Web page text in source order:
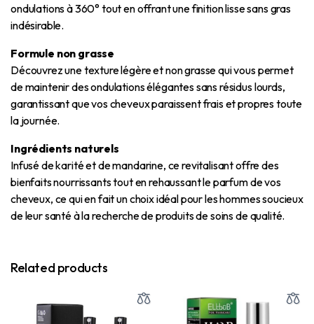
ondulations à 360° tout en offrant une finition lisse sans gras
indésirable.
Formule non grasse
Découvrez une texture légère et non grasse qui vous permet
de maintenir des ondulations élégantes sans résidus lourds,
garantissant que vos cheveux paraissent frais et propres toute
la journée.
Ingrédients naturels
Infusé de karité et de mandarine, ce revitalisant offre des
bienfaits nourrissants tout en rehaussant le parfum de vos
cheveux, ce qui en fait un choix idéal pour les hommes soucieux
de leur santé à la recherche de produits de soins de qualité.
Related products